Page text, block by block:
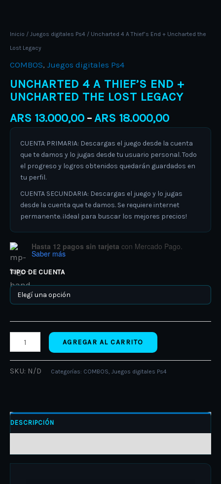
Inicio / Juegos digitales Ps4 / Uncharted 4 A Thief’s End + Uncharted the
Lost Legacy
COMBOS, Juegos digitales Ps4
UNCHARTED 4 A THIEF’S END +
UNCHARTED THE LOST LEGACY
ARS 13.000,00 –ARS 18.000,00
CUENTA PRIMARIA: Descargas el juego desde la cuenta
que te damos y lo jugas desde tu usuario personal. Todo
el progreso y logros obtenidos quedarán guardados en
tu perfil.
CUENTA SECUNDARIA: Descargas el juego y lo jugas
desde la cuenta que te damos. Se requiere internet
permanente. ¡Ideal para buscar los mejores precios!
Hasta 12 pagos sin tarjeta con Mercado Pago.
Saber más
TIPO DE CUENTA
AGREGAR AL CARRITO
SKU: N/D Categorías: COMBOS, Juegos digitales Ps4
DESCRIPCIÓN